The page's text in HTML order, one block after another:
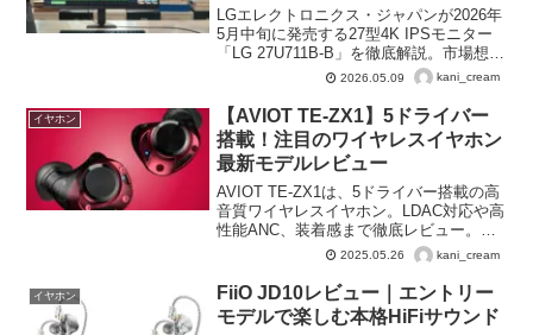
LGエレクトロニクス・ジャパンが2026年
5月中旬に発売する27型4K IPSモニター
「LG 27U711B-B」を徹底解説。市場想定
価格42,000円、DCI-P3 90%、HDR10対応
MacBook運用での実用性を整理しまし
た。
2026.05.09 kani_cream
イヤホン
【AVIOT TE-ZX1】5ドライバー
搭載！注目のワイヤレスイヤホン
最新モデルレビュー
AVIOT TE-ZX1は、5ドライバー搭載の高
音質ワイヤレスイヤホン。LDAC対応や高
性能ANC、装着感まで徹底レビュー。音
質重視の方に最適なフラッグシップモデ
2025.05.26 kani_cream
イヤホン
FiiO JD10レビュー｜エントリー
モデルで楽しむ本格HiFiサウンド